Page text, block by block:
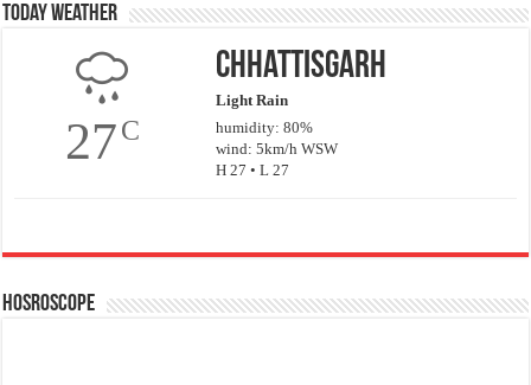
Today Weather
27C
Chhattisgarh
Light Rain
humidity: 80%
wind: 5km/h WSW
H 27 • L 27
Hosroscope